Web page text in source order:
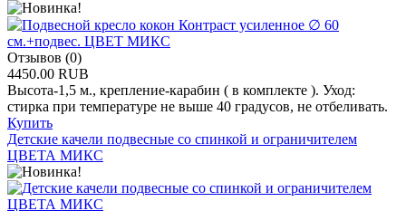
Отзывов (0)
4450.00 RUB
Высота-1,5 м., крепление-карабин ( в комплекте ). Уход:
стирка при температуре не выше 40 градусов, не отбеливать.
Купить
Детские качели подвесные со спинкой и ограничителем
ЦВЕТА МИКС